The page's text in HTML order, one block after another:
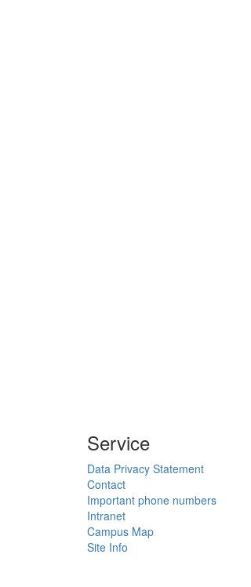
Service
Data Privacy Statement
Contact
Important phone numbers
Intranet
Campus Map
Site Info